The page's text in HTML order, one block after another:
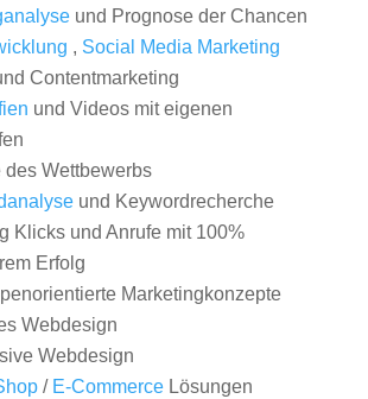
und Prognose der Chancen
, Social Media Marketing
Contentmarketing
und Videos mit eigenen
des Wettbewerbs
und Keywordrecherche
Klicks und Anrufe mit 100%
Erfolg
Marketingkonzepte
Webdesign
Webdesign
/ E-CommerceLösungen